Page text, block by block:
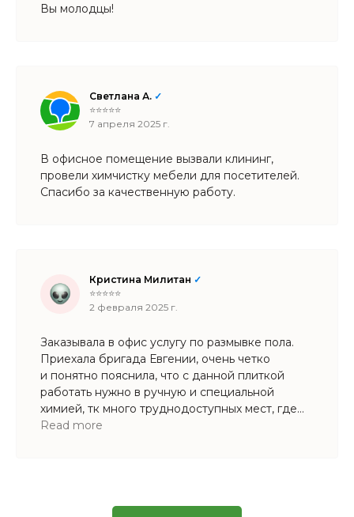
Вы молодцы!
Светлана А. ✓
⭐⭐⭐⭐⭐
7 апреля 2025 г.
В офисное помещение вызвали клининг,
провели химчистку мебели для посетителей.
Спасибо за качественную работу.
Кристина Милитан ✓
⭐⭐⭐⭐⭐
2 февраля 2025 г.
Заказывала в офис услугу по размывке пола.
Приехала бригада Евгении, очень четко
и понятно пояснила, что с данной плиткой
работать нужно в ручную и специальной
химией, тк много труднодоступных мест, где
ротор не достанет. Быстро и качественно все
Read more